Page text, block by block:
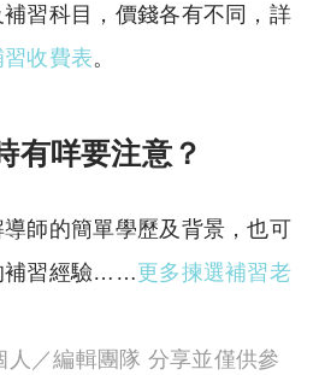
習科目，價錢各有不同，詳
收費表。
有咩要注意？
師的簡單學歷及背景，也可
補習經驗……更多揀選補習老
／編輯團隊 分享並僅供參